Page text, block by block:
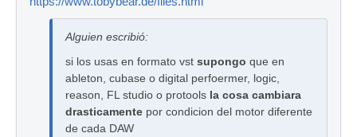
Alguien escribió:
si los usas en formato vst supongo que en
ableton, cubase o digital perfoermer, logic,
reason, FL studio o protools la cosa cambiara
drasticamente por condicion del motor diferente
de cada DAW